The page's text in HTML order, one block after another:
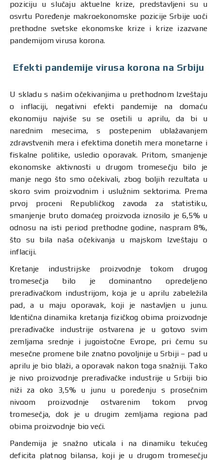
poziciju u slučaju aktuelne krize, predstavljeni su u
osvrtu Poređenje makroekonomske pozicije Srbije uoči
prethodne svetske ekonomske krize i krize izazvane
pandemijom virusa korona.
Efekti pandemije virusa korona na Srbiju
U skladu s našim očekivanjima u prethodnom Izveštaju
o inflaciji, negativni efekti pandemije na domaću
ekonomiju najviše su se osetili u aprilu, da bi u
narednim mesecima, s postepenim ublažavanjem
zdravstvenih mera i efektima donetih mera monetarne i
fiskalne politike, usledio oporavak. Pritom, smanjenje
ekonomske aktivnosti u drugom tromesečju bilo je
manje nego što smo očekivali, zbog boljih rezultata u
skoro svim proizvodnim i uslužnim sektorima. Prema
prvoj proceni Republičkog zavoda za statistiku,
smanjenje bruto domaćeg proizvoda iznosilo je 6,5% u
odnosu na isti period prethodne godine, naspram 8%,
što su bila naša očekivanja u majskom Izveštaju o
inflaciji.
Kretanje industrijske proizvodnje tokom drugog
tromesečja bilo je dominantno opredeljeno
prerađivačkom industrijom, koja je u aprilu zabeležila
pad, a u maju oporavak, koji je nastavljen u junu.
Identična dinamika kretanja fizičkog obima proizvodnje
prerađivačke industrije ostvarena je u gotovo svim
zemljama srednje i jugoistočne Evrope, pri čemu su
mesečne promene bile znatno povoljnije u Srbiji – pad u
aprilu je bio blaži, a oporavak nakon toga snažniji. Tako
je nivo proizvodnje prerađivačke industrije u Srbiji bio
niži za oko 3,5% u junu u poređenju s prosečnim
nivoom proizvodnje ostvarenim tokom prvog
tromesečja, dok je u drugim zemljama regiona pad
obima proizvodnje bio veći.
Pandemija je snažno uticala i na dinamiku tekućeg
deficita platnog bilansa, koji je u drugom tromesečju